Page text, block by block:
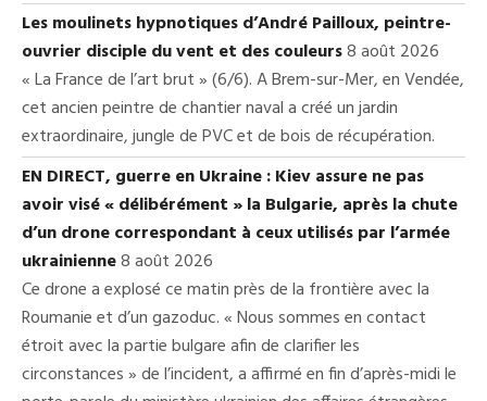
Les moulinets hypnotiques d’André Pailloux, peintre-
ouvrier disciple du vent et des couleurs8 août 2026
« La France de l’art brut » (6/6). A Brem-sur-Mer, en Vendée,
cet ancien peintre de chantier naval a créé un jardin
extraordinaire, jungle de PVC et de bois de récupération.
EN DIRECT, guerre en Ukraine : Kiev assure ne pas
avoir visé « délibérément » la Bulgarie, après la chute
d’un drone correspondant à ceux utilisés par l’armée
ukrainienne8 août 2026
Ce drone a explosé ce matin près de la frontière avec la
Roumanie et d’un gazoduc. « Nous sommes en contact
étroit avec la partie bulgare afin de clarifier les
circonstances » de l’incident, a affirmé en fin d’après-midi le